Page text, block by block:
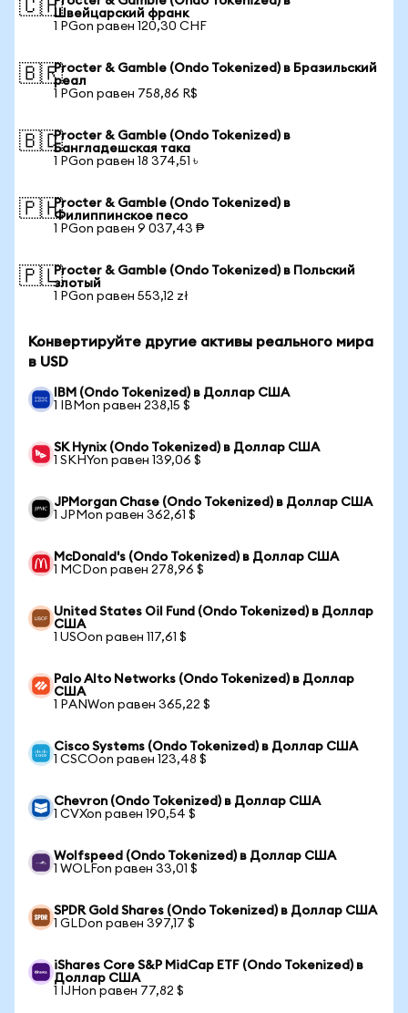
🇨🇭Швейцарский франк
1 PGon равен 120,30 CHF
🇧🇷Procter & Gamble (Ondo Tokenized) в Бразильский
реал
1 PGon равен 758,86 R$
🇧🇩Procter & Gamble (Ondo Tokenized) в
Бангладешская така
1 PGon равен 18 374,51 ৳
🇵🇭Procter & Gamble (Ondo Tokenized) в
Филиппинское песо
1 PGon равен 9 037,43 ₱
🇵🇱Procter & Gamble (Ondo Tokenized) в Польский
злотый
1 PGon равен 553,12 zł
Конвертируйте другие активы реального мира
в USD
IBM (Ondo Tokenized) в Доллар США
1 IBMon равен 238,15 $
SK Hynix (Ondo Tokenized) в Доллар США
1 SKHYon равен 139,06 $
JPMorgan Chase (Ondo Tokenized) в Доллар США
1 JPMon равен 362,61 $
McDonald's (Ondo Tokenized) в Доллар США
1 MCDon равен 278,96 $
United States Oil Fund (Ondo Tokenized) в Доллар
США
1 USOon равен 117,61 $
Palo Alto Networks (Ondo Tokenized) в Доллар
США
1 PANWon равен 365,22 $
Cisco Systems (Ondo Tokenized) в Доллар США
1 CSCOon равен 123,48 $
Chevron (Ondo Tokenized) в Доллар США
1 CVXon равен 190,54 $
Wolfspeed (Ondo Tokenized) в Доллар США
1 WOLFon равен 33,01 $
SPDR Gold Shares (Ondo Tokenized) в Доллар США
1 GLDon равен 397,17 $
iShares Core S&P MidCap ETF (Ondo Tokenized) в
Доллар США
1 IJHon равен 77,82 $